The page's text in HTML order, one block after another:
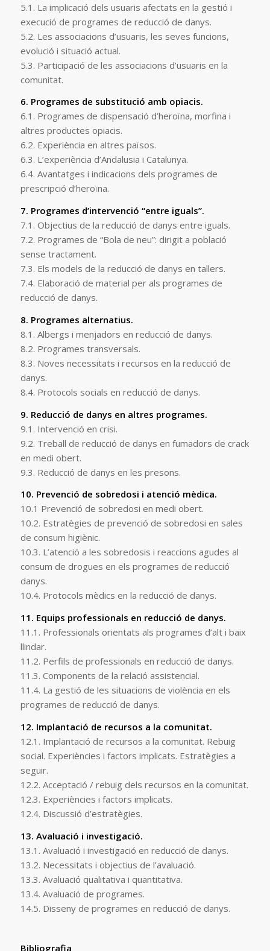
5.1. La implicació dels usuaris afectats en la gestió i
execució de programes de reducció de danys.
5.2. Les associacions d’usuaris, les seves funcions,
evolució i situació actual.
5.3. Participació de les associacions d’usuaris en la
comunitat.
6. Programes de substitució amb opiacis.
6.1. Programes de dispensació d’heroïna, morfina i
altres productes opiacis.
6.2. Experiència en altres països.
6.3. L’experiència d’Andalusia i Catalunya.
6.4. Avantatges i indicacions dels programes de
prescripció d’heroïna.
7. Programes d’intervenció “entre iguals”.
7.1. Objectius de la reducció de danys entre iguals.
7.2. Programes de “Bola de neu”: dirigit a població
sense tractament.
7.3. Els models de la reducció de danys en tallers.
7.4. Elaboració de material per als programes de
reducció de danys.
8. Programes alternatius.
8.1. Albergs i menjadors en reducció de danys.
8.2. Programes transversals.
8.3. Noves necessitats i recursos en la reducció de
danys.
8.4. Protocols socials en reducció de danys.
9. Reducció de danys en altres programes.
9.1. Intervenció en crisi.
9.2. Treball de reducció de danys en fumadors de crack
en medi obert.
9.3. Reducció de danys en les presons.
10. Prevenció de sobredosi i atenció mèdica.
10.1 Prevenció de sobredosi en medi obert.
10.2. Estratègies de prevenció de sobredosi en sales
de consum higiènic.
10.3. L’atenció a les sobredosis i reaccions agudes al
consum de drogues en els programes de reducció
danys.
10.4. Protocols mèdics en la reducció de danys.
11. Equips professionals en reducció de danys.
11.1. Professionals orientats als programes d’alt i baix
llindar.
11.2. Perfils de professionals en reducció de danys.
11.3. Components de la relació assistencial.
11.4. La gestió de les situacions de violència en els
programes de reducció de danys.
12. Implantació de recursos a la comunitat.
12.1. Implantació de recursos a la comunitat. Rebuig
social. Experiències i factors implicats. Estratègies a
seguir.
12.2. Acceptació / rebuig dels recursos en la comunitat.
12.3. Experiències i factors implicats.
12.4. Discussió d’estratègies.
13. Avaluació i investigació.
13.1. Avaluació i investigació en reducció de danys.
13.2. Necessitats i objectius de l’avaluació.
13.3. Avaluació qualitativa i quantitativa.
13.4. Avaluació de programes.
14.5. Disseny de programes en reducció de danys.
Bibliografia